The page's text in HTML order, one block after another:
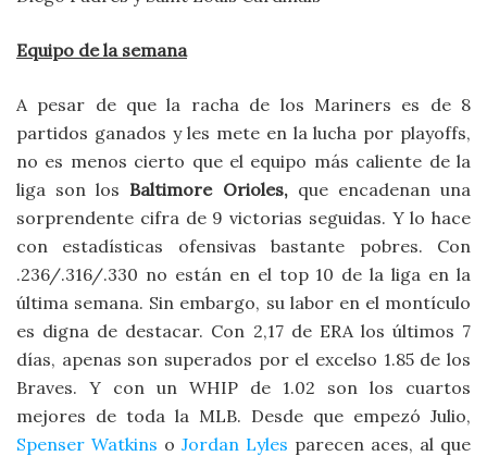
Equipo de la semana
A pesar de que la racha de los Mariners es de 8
partidos ganados y les mete en la lucha por playoffs,
no es menos cierto que el equipo más caliente de la
liga son los Baltimore Orioles, que encadenan una
sorprendente cifra de 9 victorias seguidas. Y lo hace
con estadísticas ofensivas bastante pobres. Con
.236/.316/.330 no están en el top 10 de la liga en la
última semana. Sin embargo, su labor en el montículo
es digna de destacar. Con 2,17 de ERA los últimos 7
días, apenas son superados por el excelso 1.85 de los
Braves. Y con un WHIP de 1.02 son los cuartos
mejores de toda la MLB. Desde que empezó Julio,
Spenser Watkins o Jordan Lyles parecen aces, al que